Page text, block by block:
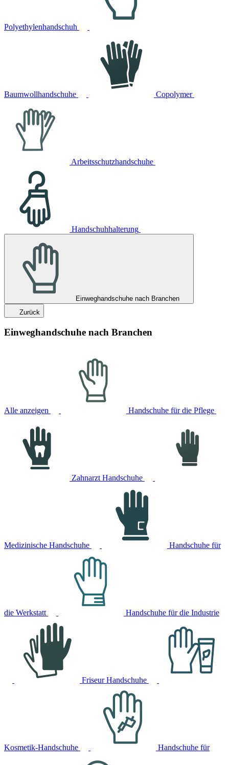
Polyethylenhandschuh
Baumwollhandschuhe Copolymer
Arbeitsschutzhandschuhe
Handschuhhalterung
Einweghandschuhe nach Branchen
Zurück
Einweghandschuhe nach Branchen
Alle anzeigen Handschuhe für die Pflege
Zahnarzt Handschuhe
Medizinische Handschuhe Handschuhe für
die Werkstatt Handschuhe für die Industrie
Friseur Handschuhe
Kosmetik-Handschuhe Handschuhe für